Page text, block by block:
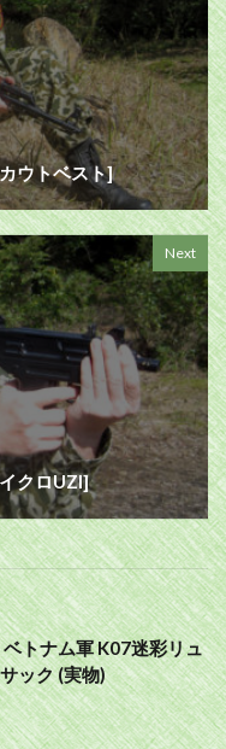
ウトベスト]
Next
クロUZI]
ベトナム軍 K07迷彩リュ
ック (実物)